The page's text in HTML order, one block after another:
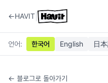
←HAVIT
언어: 한국어 English 日
← 블로그로 돌아가기